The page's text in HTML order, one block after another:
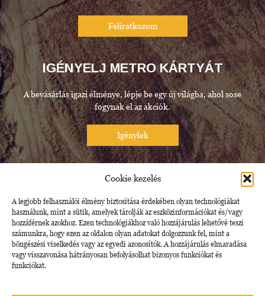
Cookie kezelés
A legjobb felhasználói élmény biztosítása érdekében olyan technológiákat
használunk, mint a sütik, amelyek tárolják az eszközinformációkat és/vagy
hozzáférnek azokhoz. Ezen technológiákhoz való hozzájárulás lehetővé teszi
számunkra, hogy ezen az oldalon olyan adatokat dolgozzunk fel, mint a
böngészési viselkedés vagy az egyedi azonosítók. A hozzájárulás elmaradása
vagy visszavonása hátrányosan befolyásolhat bizonyos funkciókat és
funkciókat.
IGÉNYELJ METRO KÁRTYÁT
A bevásárlás igazi élménye, lépje be egy új világba, ahol sose
fogynak el az akciók.
METRO.HU
Látogasson el weboldalunkra friss ajánlatainkért.
Meríts ötleteket friss katalógusainkból